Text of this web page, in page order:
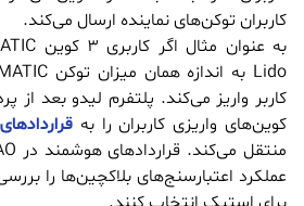
کاربران توکن‌های نماینده ارسال می‌کند.
کاربر واریز می‌کند. پلتفرم لیدو بعد از
کوین‌های واریزی کاربران را به
عملکرد اعتبارسنج‌های بلاکچین‌ها را